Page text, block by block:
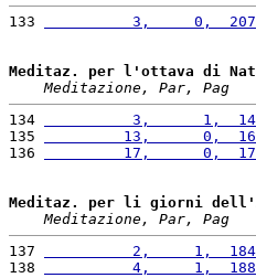
133
          3,     0,  207
Meditaz. per l'ottava di
Meditazione, Par, Pag
134
3,      1,
135
13,      0,
136
17,      0,
Meditaz. per li giorni
Meditazione, Par, Pag
137
          2,     1,  184
138
          4,     1,  188